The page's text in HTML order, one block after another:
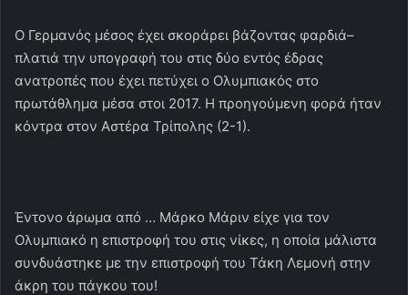
Ο Γερμανός μέσος έχει σκοράρει βάζοντας φαρδιά–
πλατιά την υπογραφή του στις δύο εντός έδρας
ανατροπές που έχει πετύχει ο Ολυμπιακός στο
πρωτάθλημα μέσα στοι 2017. H προηγούμενη φορά ήταν
κόντρα στον Αστέρα Τρίπολης (2-1).
Έντονο άρωμα από … Μάρκο Μάριν είχε για τον
Ολυμπιακό η επιστροφή του στις νίκες, η οποία μάλιστα
συνδυάστηκε με την επιστροφή του Τάκη Λεμονή στην
άκρη του πάγκου του!